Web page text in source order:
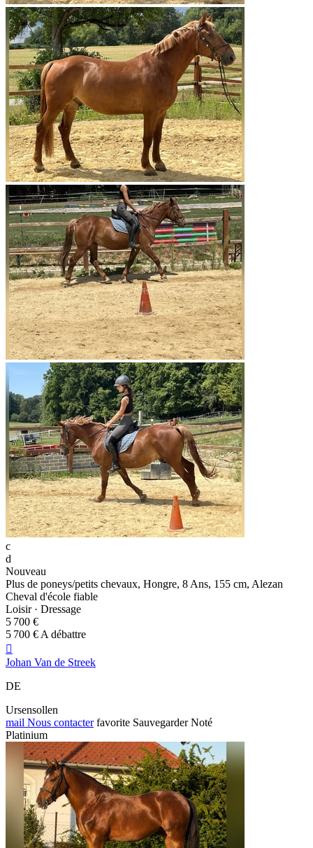
c
d
Nouveau
Plus de poneys/petits chevaux, Hongre, 8 Ans, 155 cm, Alezan
Cheval d'école fiable
Loisir · Dressage
5 700 €
5 700 € A débattre

Johan Van de Streek
DE
Ursensollen
mail Nous contacter favorite Sauvegarder Noté
Platinium